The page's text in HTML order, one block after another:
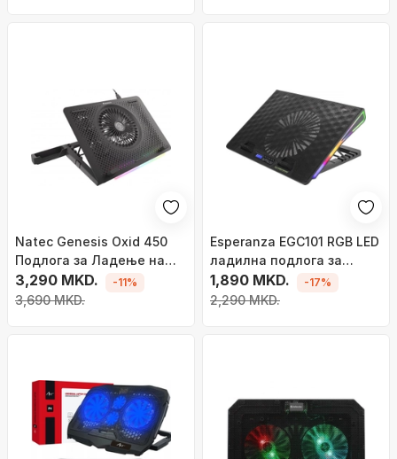
Natec Genesis Oxid 450
Подлога за Ладeње на
Лаптоп, 15.6"
3,290 MKD.
3,690 MKD.
-11%
Esperanza EGC101 RGB LED
ладилна подлога за
лаптоп, црна
1,890 MKD.
2,290 MKD.
-17%